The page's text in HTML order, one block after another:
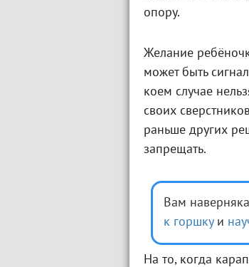
опору.
Желание
может быть
коем случае
своих
раньше других
запрещать.
Вам
к горшкуи
На то, когда